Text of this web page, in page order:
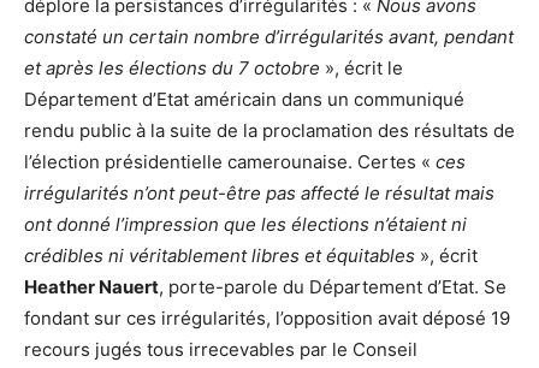
déplore la persistances d’irrégularités : « Nous avons
constaté un certain nombre d’irrégularités avant, pendant
et après les élections du 7 octobre », écrit le
Département d’Etat américain dans un communiqué
rendu public à la suite de la proclamation des résultats de
l’élection présidentielle camerounaise. Certes « ces
irrégularités n’ont peut-être pas affecté le résultat mais
ont donné l’impression que les élections n’étaient ni
crédibles ni véritablement libres et équitables », écrit
Heather Nauert, porte-parole du Département d’Etat. Se
fondant sur ces irrégularités, l’opposition avait déposé 19
recours jugés tous irrecevables par le Conseil